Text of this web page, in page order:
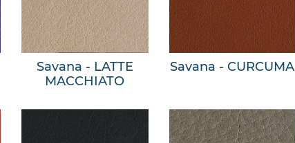
Savana - LATTE
MACCHIATO
Savana - CURCUMA